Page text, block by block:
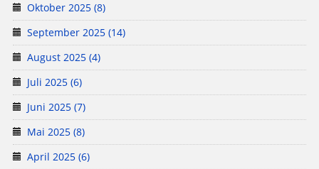
Oktober 2025 (8)
September 2025 (14)
August 2025 (4)
Juli 2025 (6)
Juni 2025 (7)
Mai 2025 (8)
April 2025 (6)